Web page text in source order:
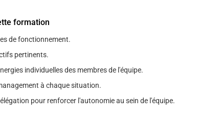
formation
de fonctionnement.
pertinents.
individuelles des membres de l'équipe.
à chaque situation.
pour renforcer l'autonomie au sein de l'équipe.